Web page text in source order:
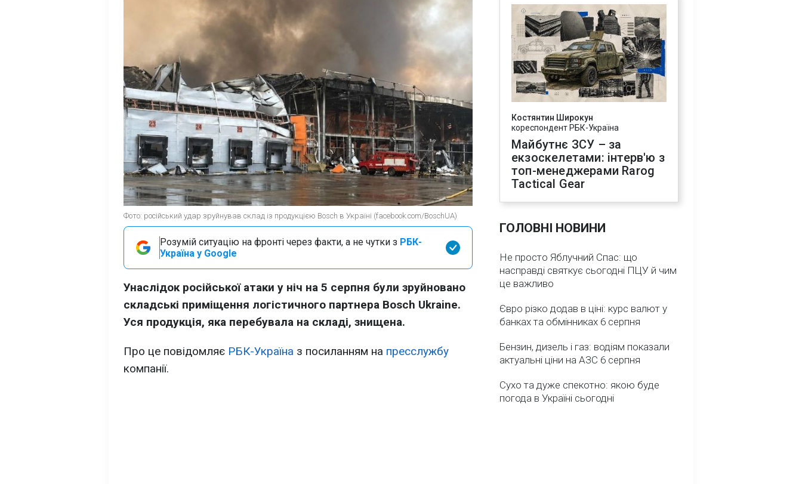
Фото: російський удар зруйнував склад із продукцією Bosch в Україні (facebook.com/BoschUA)
Розумій ситуацію на фронті через факти, а не чутки з РБК-
Україна у Google
Унаслідок російської атаки у ніч на 5 серпня були зруйновано
складські приміщення логістичного партнера Bosch Ukraine.
Уся продукція, яка перебувала на складі, знищена.
Про це повідомляє РБК-Україна з посиланням на пресслужбу
компанії.
Костянтин Широкун
кореспондент РБК-Україна
Майбутнє ЗСУ – за
екзоскелетами: інтерв'ю з
топ-менеджерами Rarog
Tactical Gear
ГОЛОВНІ НОВИНИ
Не просто Яблучний Спас: що
насправді святкує сьогодні ПЦУ й чим
це важливо
Євро різко додав в ціні: курс валют у
банках та обмінниках 6 серпня
Бензин, дизель і газ: водіям показали
актуальні ціни на АЗС 6 серпня
Сухо та дуже спекотно: якою буде
погода в Україні сьогодні